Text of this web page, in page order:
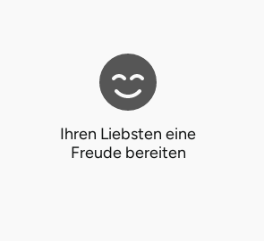
Ihren Liebsten eine
Freude bereiten